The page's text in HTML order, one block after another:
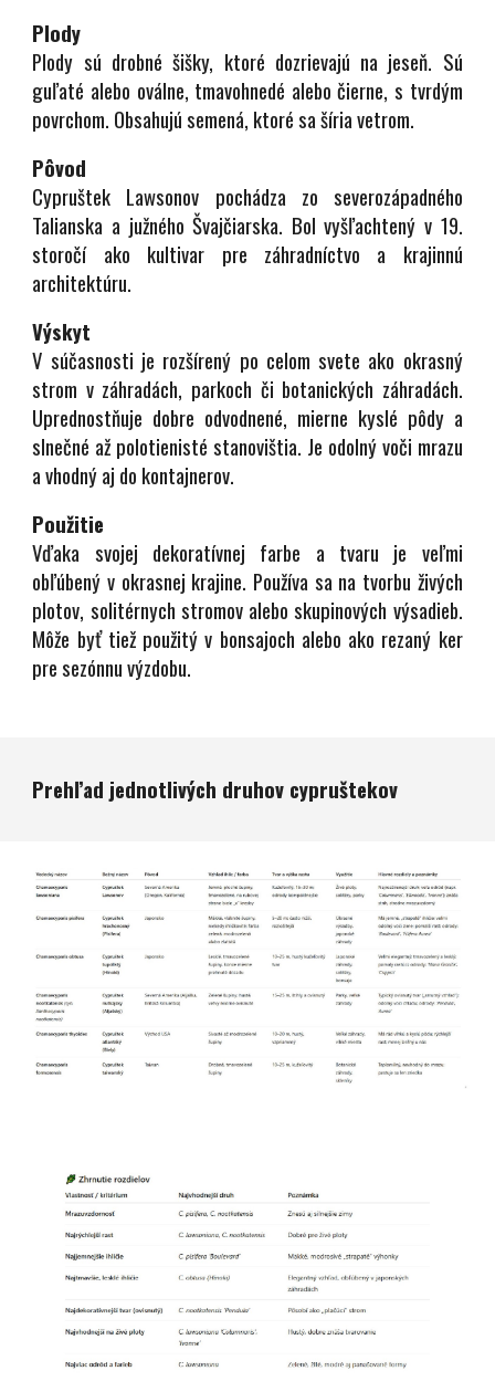
Plody
Plody sú drobné šišky, ktoré dozrievajú na jeseň. Sú
guľaté alebo oválne, tmavohnedé alebo čierne, s tvrdým
povrchom. Obsahujú semená, ktoré sa šíria vetrom.
Pôvod
Cypruštek Lawsonov pochádza zo severozápadného
Talianska a južného Švajčiarska. Bol vyšľachtený v 19.
storočí ako kultivar pre záhradníctvo a krajinnú
architektúru.
Výskyt
V súčasnosti je rozšírený po celom svete ako okrasný
strom v záhradách, parkoch či botanických záhradách.
Uprednostňuje dobre odvodnené, mierne kyslé pôdy a
slnečné až polotienisté stanovištia. Je odolný voči mrazu
a vhodný aj do kontajnerov.
Použitie
Vďaka svojej dekoratívnej farbe a tvaru je veľmi
obľúbený v okrasnej krajine. Používa sa na tvorbu živých
plotov, solitérnych stromov alebo skupinových výsadieb.
Môže byť tiež použitý v bonsajoch alebo ako rezaný ker
pre sezónnu výzdobu.
Prehľad jednotlivých druhov cypruštekov